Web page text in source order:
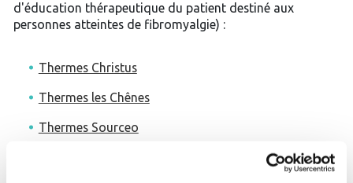
d'éducation thérapeutique du patient destiné aux
personnes atteintes de fibromyalgie) :
Thermes Christus
Thermes les Chênes
Thermes Sourceo